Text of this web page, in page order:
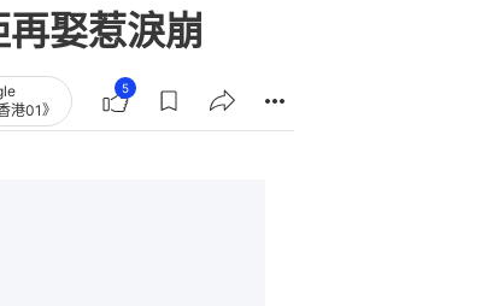
娶惹淚崩
港01》
5